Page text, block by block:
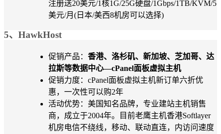
注册送20美元/1核1G/25G硬盘/1Gbps/1TB/KVM/5
美元/月(日本/美西8机房可以选择)
5、HawkHost
促销产品： 香港、洛杉矶、新加坡、芝加哥、达
拉斯等数据中心—cPanel面板虚拟主机
促销力度：cPanel面板虚拟主机新订单六折优
惠，一次性可以购2年
活动优势：美国知名品牌，专业建站主机销售
商，成立于2004年。目前老鹰主机香港Softlayer
机房电信不绕线，移动、联动直连，内访问速度